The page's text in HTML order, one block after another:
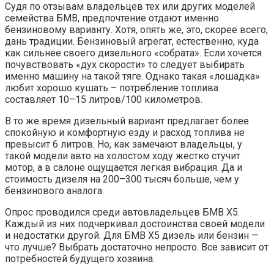
Судя по отзывам владельцев тех или других моделей
семейства БМВ, предпочтение отдают именно
бензиновому варианту. Хотя, опять же, это, скорее всего,
дань традиции. Бензиновый агрегат, естественно, куда
как сильнее своего дизельного «собрата». Если хочется
почувствовать «дух скорости» то следует выбирать
именно машину на такой тяге. Однако такая «лошадка»
любит хорошо кушать – потребление топлива
составляет 10–15 литров/100 километров.
В то же время дизельный вариант предлагает более
спокойную и комфортную езду и расход топлива не
превысит 6 литров. Но, как замечают владельцы, у
такой модели авто на холостом ходу жестко стучит
мотор, а в салоне ощущается легкая вибрация. Да и
стоимость дизеля на 200–300 тысяч больше, чем у
бензинового аналога.
Опрос проводился среди автовладельцев БМВ Х5.
Каждый из них подчеркивал достоинства своей модели
и недостатки другой. Для БМВ Х5 дизель или бензин —
что лучше? Выбрать достаточно непросто. Все зависит от
потребностей будущего хозяина.